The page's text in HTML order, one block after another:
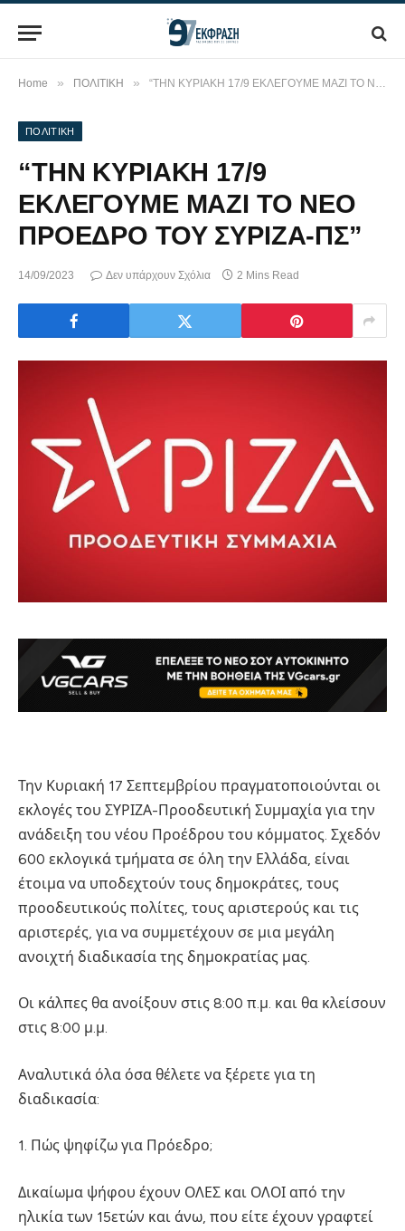
Home » ΠΟΛΙΤΙΚΗ » “ΤΗΝ ΚΥΡΙΑΚΗ 17/9 ΕΚΛΕΓΟΥΜΕ ΜΑΖΙ ΤΟ ΝΕΟ ΠΡΟΕΔΡΟ ΤΟΥ ΣΥΡΙΖΑ-ΠΣ”
ΠΟΛΙΤΙΚΗ
“ΤΗΝ ΚΥΡΙΑΚΗ 17/9
ΕΚΛΕΓΟΥΜΕ ΜΑΖΙ ΤΟ ΝΕΟ
ΠΡΟΕΔΡΟ ΤΟΥ ΣΥΡΙΖΑ-ΠΣ”
14/09/2023 Δεν υπάρχουν Σχόλια 2 Mins Read
Την Κυριακή 17 Σεπτεμβρίου πραγματοποιούνται οι
εκλογές του ΣΥΡΙΖΑ-Προοδευτική Συμμαχία για την
ανάδειξη του νέου Προέδρου του κόμματος. Σχεδόν
600 εκλογικά τμήματα σε όλη την Ελλάδα, είναι
έτοιμα να υποδεχτούν τους δημοκράτες, τους
προοδευτικούς πολίτες, τους αριστερούς και τις
αριστερές, για να συμμετέχουν σε μια μεγάλη
ανοιχτή διαδικασία της δημοκρατίας μας.
Οι κάλπες θα ανοίξουν στις 8:00 π.μ. και θα κλείσουν
στις 8:00 μ.μ.
Αναλυτικά όλα όσα θέλετε να ξέρετε για τη
διαδικασία:
1. Πώς ψηφίζω για Πρόεδρο;
Δικαίωμα ψήφου έχουν ΟΛΕΣ και ΟΛΟΙ από την
ηλικία των 15ετών και άνω, που είτε έχουν γραφτεί